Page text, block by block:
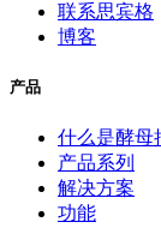
联系思宾格
博客
产品
什么是酵母
产品系列
解决方案
功能